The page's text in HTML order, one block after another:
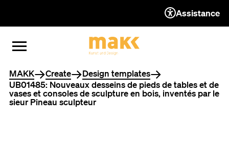
TO THE CONTENT
TO THE NAVIGATION
TO THE FOOTER
OPEN MENU
CLOSE MENU
Assistance
You are here
MAKK Create
Design templates
UB01485: Nouveaux desseins de pieds de tables et de
vases et consoles de sculpture en bois, inventés par le
sieur Pineau sculpteur